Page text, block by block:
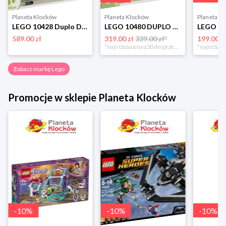
Planeta Klocków
LEGO 10428 Duplo Duży interaktywny pociąg miejski Lego
589.00 zł
Planeta Klocków
LEGO 10480 DUPLO Las odkrywców z dzikimi zwierzętami Lego
319.00 zł 339.00 zł*
Planeta
199.00 zł
Zobacz markę Lego
Promocje w sklepie Planeta Klocków
-10% -10% -10%